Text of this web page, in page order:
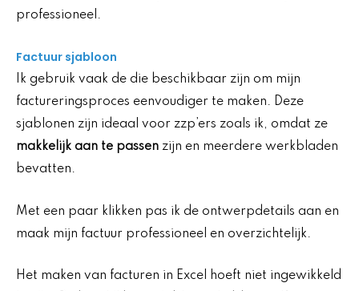
professioneel.
Factuur sjabloon
Ik gebruik vaak de die beschikbaar zijn om mijn
factureringsproces eenvoudiger te maken. Deze
sjablonen zijn ideaal voor zzp’ers zoals ik, omdat ze
makkelijk aan te passen zijn en meerdere werkbladen
bevatten.
Met een paar klikken pas ik de ontwerpdetails aan en
maak mijn factuur professioneel en overzichtelijk.
Het maken van facturen in Excel hoeft niet ingewikkeld